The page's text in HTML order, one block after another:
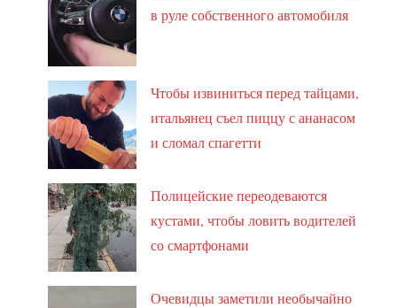
в руле собственного автомобиля
Чтобы извиниться перед тайцами,
итальянец съел пиццу с ананасом
и сломал спагетти
Полицейские переодеваются
кустами, чтобы ловить водителей
со смартфонами
Очевидцы заметили необычайно